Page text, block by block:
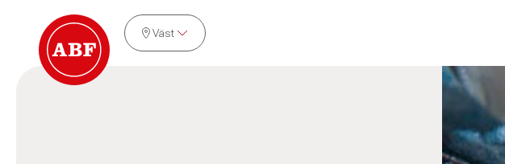
Väst